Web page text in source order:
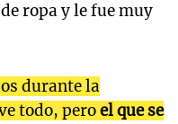
ropa y le fue muy
durante la
todo, peroel que se